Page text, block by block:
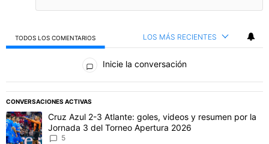
TODOS LOS COMENTARIOS LOS MÁS RECIENTES
Todos los comentarios
Inicie la conversación